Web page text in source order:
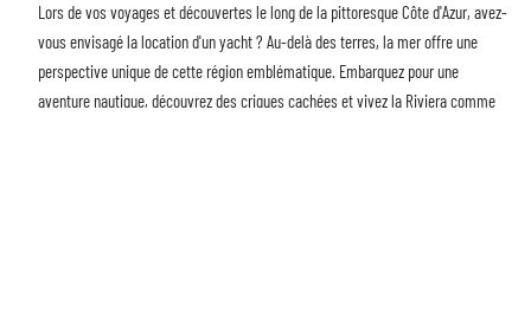
Lors de vos voyages et découvertes le long de la pittoresque Côte d'Azur, avez-
vous envisagé lalocation d'un yacht? Au-delà des terres, la mer offre une
perspective unique de cette région emblématique. Embarquez pour une
aventure nautique, découvrez des criques cachées et vivez la Riviera comme